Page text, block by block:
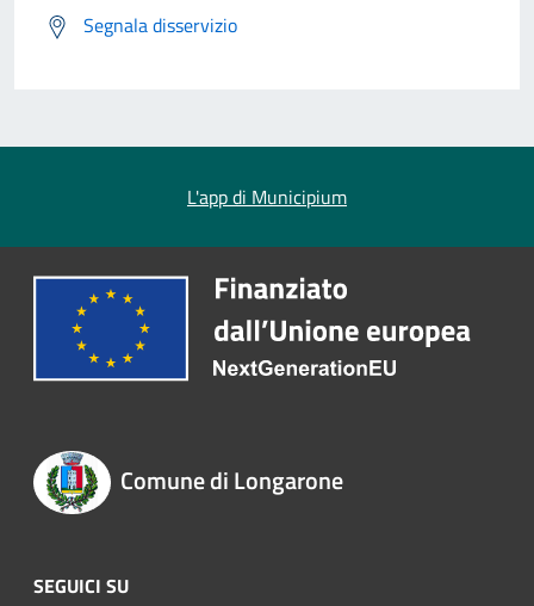
Segnala disservizio
L'app di Municipium
Comune di Longarone
SEGUICI SU